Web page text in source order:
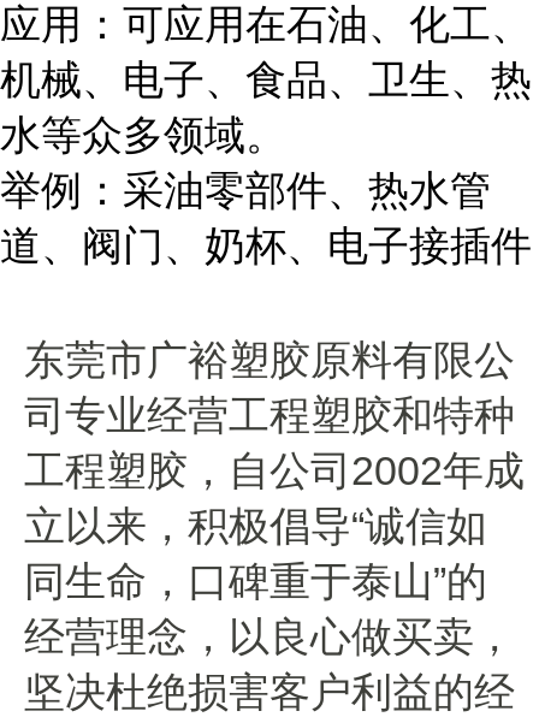
应用：可应用在石油、化工、
机械、电子、食品、卫生、热
水等众多领域。
举例：采油零部件、热水管
道、阀门、奶杯、电子接插件
东莞市广裕塑胶原料有限公
司专业经营工程塑胶和特种
工程塑胶，自公司2002年成
立以来，积极倡导“诚信如
同生命，口碑重于泰山”的
经营理念，以良心做买卖，
坚决杜绝损害客户利益的经